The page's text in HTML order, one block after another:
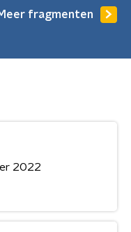
fragmenten
2022